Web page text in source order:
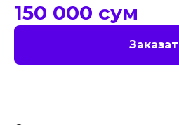
150 000 сум